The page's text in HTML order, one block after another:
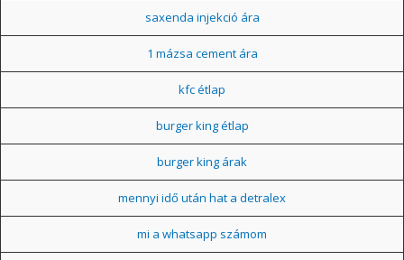
saxenda injekció ára
1 mázsa cement ára
kfc étlap
burger king étlap
burger king árak
mennyi idő után hat a detralex
mi a whatsapp számom